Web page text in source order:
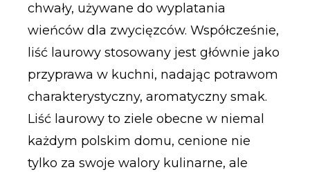
chwały, używane do wyplatania
wieńców dla zwycięzców. Współcześnie,
liść laurowy stosowany jest głównie jako
przyprawa w kuchni, nadając potrawom
charakterystyczny, aromatyczny smak.
Liść laurowy to ziele obecne w niemal
każdym polskim domu, cenione nie
tylko za swoje walory kulinarne, ale